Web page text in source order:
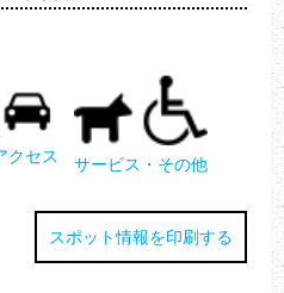
クセス サービス・その他
スポット情報を印刷する